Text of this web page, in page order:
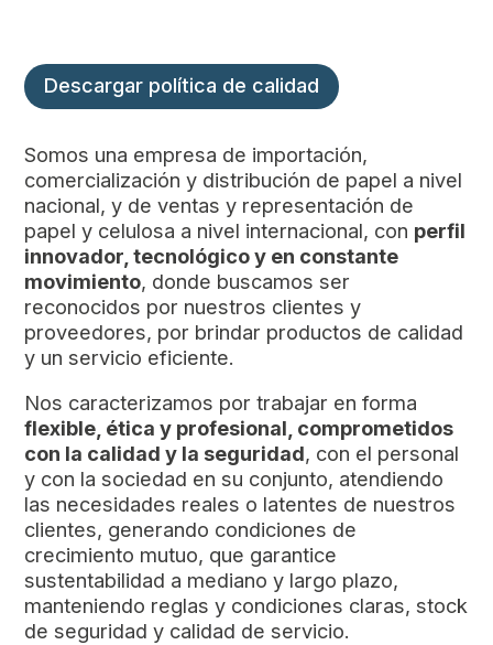
Descargar política de calidad
Somos una empresa de importación,
comercialización y distribución de papel a nivel
nacional, y de ventas y representación de
papel y celulosa a nivel internacional, con perfil
innovador, tecnológico y en constante
movimiento, donde buscamos ser
reconocidos por nuestros clientes y
proveedores, por brindar productos de calidad
y un servicio eficiente.
Nos caracterizamos por trabajar en forma
flexible, ética y profesional, comprometidos
con la calidad y la seguridad, con el personal
y con la sociedad en su conjunto, atendiendo
las necesidades reales o latentes de nuestros
clientes, generando condiciones de
crecimiento mutuo, que garantice
sustentabilidad a mediano y largo plazo,
manteniendo reglas y condiciones claras, stock
de seguridad y calidad de servicio.